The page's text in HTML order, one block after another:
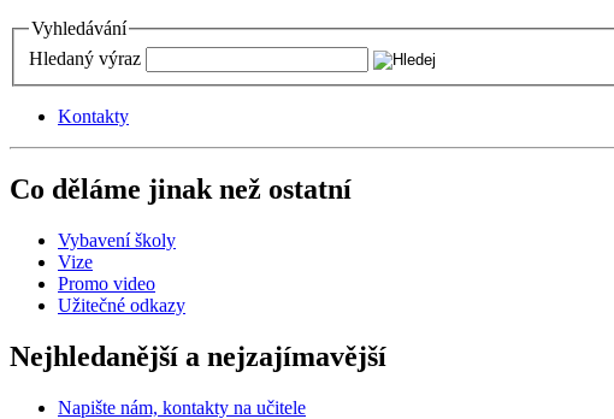
Vyhledávání
Hledaný výraz
Kontakty
Co děláme jinak než ostatní
Vybavení školy
Vize
Promo video
Užitečné odkazy
Nejhledanější a nejzajímavější
Napište nám, kontakty na učitele